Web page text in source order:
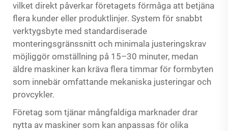
vilket direkt påverkar företagets förmåga att betjäna
flera kunder eller produktlinjer. System för snabbt
verktygsbyte med standardiserade
monteringsgränssnitt och minimala justeringskrav
möjliggör omställning på 15–30 minuter, medan
äldre maskiner kan kräva flera timmar för formbyten
som innebär omfattande mekaniska justeringar och
provcykler.
Företag som tjänar mångfaldiga marknader drar
nytta av maskiner som kan anpassas för olika